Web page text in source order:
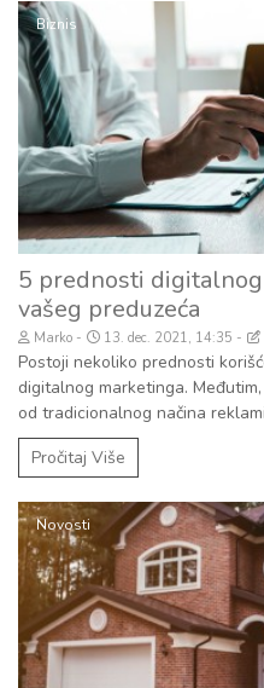
Biznis
5 prednosti
vašeg preduzeća
Marko 13. dec. 2021, 14:35
Postoji nekoliko prednosti
digitalnog marketinga.
od tradicionalnog načina
Pročitaj Više
Novosti